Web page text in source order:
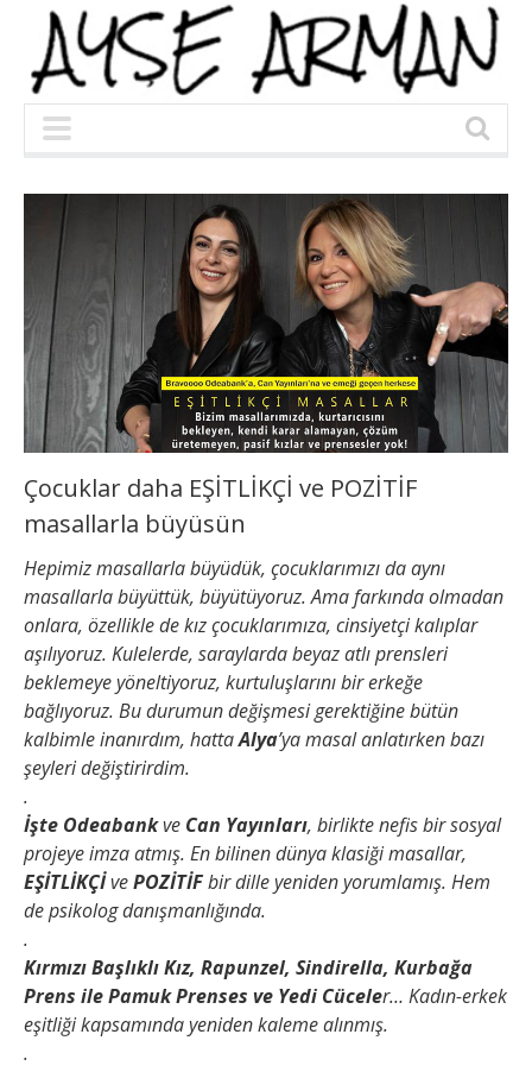
Çocuklar daha EŞİTLİKÇİ ve POZİTİF
masallarla büyüsün
Hepimiz masallarla büyüdük, çocuklarımızı da aynı
masallarla büyüttük, büyütüyoruz. Ama farkında olmadan
onlara, özellikle de kız çocuklarımıza, cinsiyetçi kalıplar
aşılıyoruz. Kulelerde, saraylarda beyaz atlı prensleri
beklemeye yöneltiyoruz, kurtuluşlarını bir erkeğe
bağlıyoruz. Bu durumun değişmesi gerektiğine bütün
kalbimle inanırdım, hattaAlya’ya masal anlatırken bazı
şeyleri değiştirirdim.
.
İşte Odeabankve Can Yayınları, birlikte nefis bir sosyal
projeye imza atmış. En bilinen dünya klasiği masallar,
EŞİTLİKÇİvePOZİTİFbir dille yeniden yorumlamış. Hem
de psikolog danışmanlığında.
.
Kırmızı Başlıklı Kız, Rapunzel, Sindirella, Kurbağa
Prens ile Pamuk Prenses ve Yedi Cüceler… Kadın-erkek
eşitliği kapsamında yeniden kaleme alınmış.
.